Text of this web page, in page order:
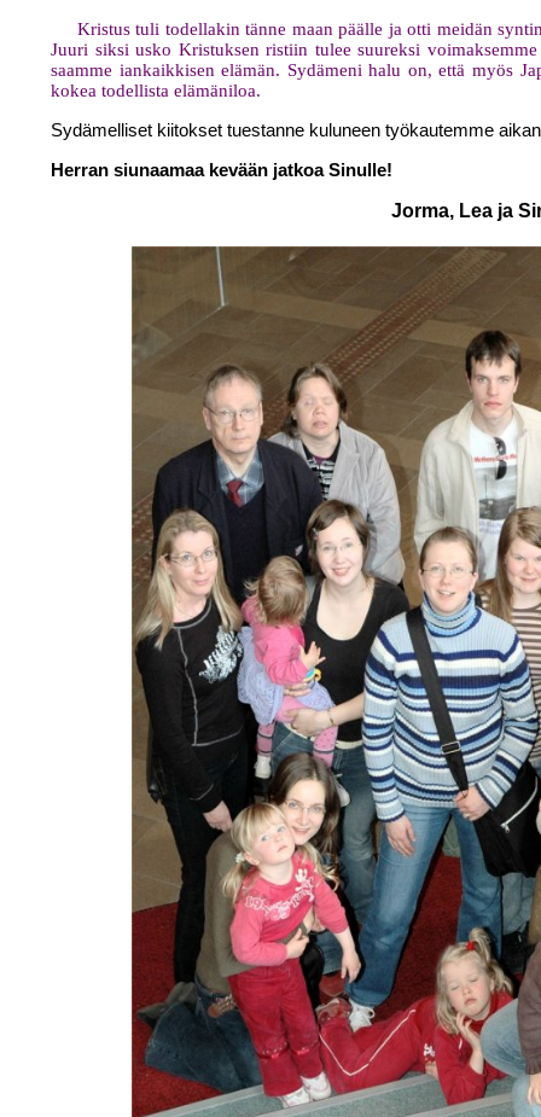
Kristus tuli todellakin tänne maan päälle ja otti meidän
Juuri siksi usko Kristuksen ristiin tulee suureksi
saamme iankaikkisen elämän. Sydämeni halu on, että myös
kokea todellista elämäniloa.
Sydämelliset kiitokset tuestanne kuluneen työkautemme
Herran siunaamaa kevään jatkoa Sinulle!
Jorma, Lea ja